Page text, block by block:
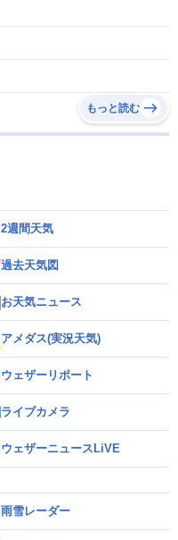
もっと読む
2週間天気
過去天気図
お天気ニュース
アメダス(実況天気)
ウェザーリポート
ライブカメラ
ウェザーニュースLiVE
雨雪レーダー